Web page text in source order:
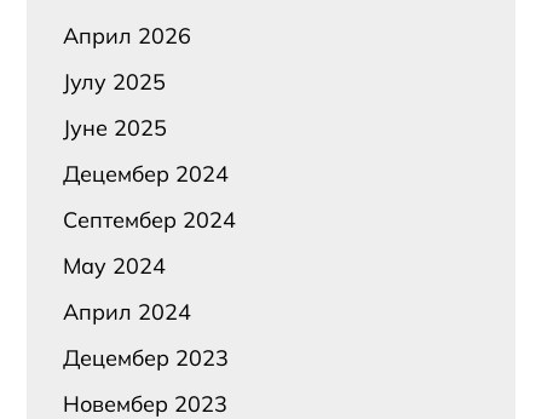
Април 2026
Јулy 2025
Јуне 2025
Децембер 2024
Септембер 2024
Маy 2024
Април 2024
Децембер 2023
Новембер 2023